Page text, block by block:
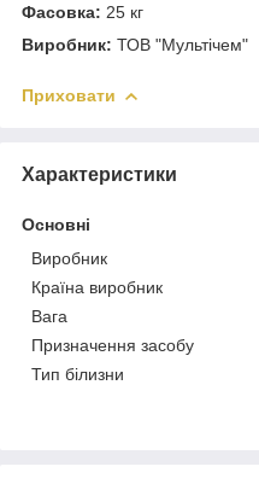
Фасовка: 25 кг
Виробник: ТОВ "Мультічем"
Приховати
Характеристики
Основні
Виробник
Країна виробник
Вага
Призначення засобу
Тип білизни